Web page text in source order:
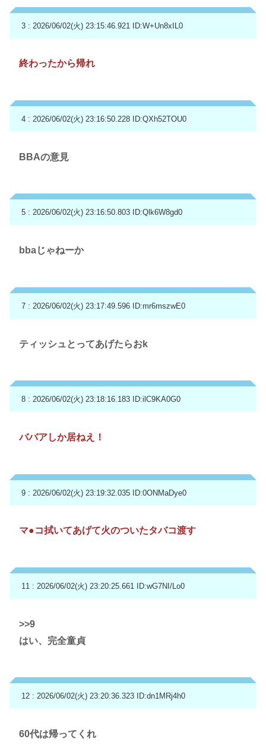
3 : 2026/06/02(火) 23:15:46.921 ID:W+Un8xIL0
終わったから帰れ
4 : 2026/06/02(火) 23:16:50.228 ID:QXh52TOU0
BBAの意見
5 : 2026/06/02(火) 23:16:50.803 ID:Qlk6W8gd0
bbaじゃねーか
7 : 2026/06/02(火) 23:17:49.596 ID:mr6mszwE0
ティッシュとってあげたらおk
8 : 2026/06/02(火) 23:18:16.183 ID:ilC9KA0G0
ババアしか居ねえ！
9 : 2026/06/02(火) 23:19:32.035 ID:0ONMaDye0
マ●コ拭いてあげて火のついたタバコ渡す
11 : 2026/06/02(火) 23:20:25.661 ID:wG7NI/Lo0
>>9
はい、完全童貞
12 : 2026/06/02(火) 23:20:36.323 ID:dn1MRj4h0
60代は帰ってくれ